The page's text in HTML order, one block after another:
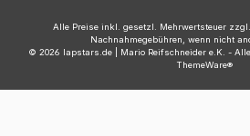
Alle Preise inkl. gesetzl. Mehrwertsteuer zzgl.
Nachnahmegebühren, wenn nicht
© 2026 lapstars.de | Mario Reifschneider e.K. -
ThemeWare®